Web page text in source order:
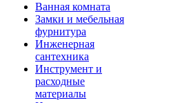
Ванная комната
Замки и мебельная
фурнитура
Инженерная
сантехника
Инструмент и
расходные
материалы